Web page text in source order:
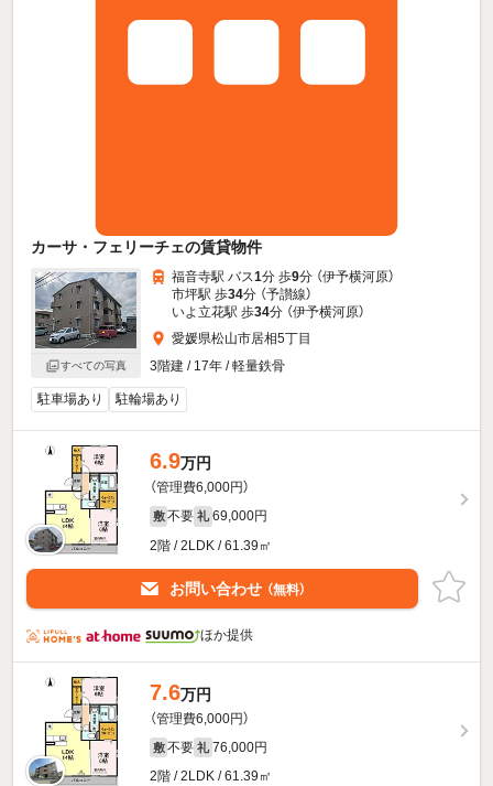
カーサ・フェリーチェの賃貸物件
すべての写真
福音寺駅 バス1分 歩9分 （伊予横河原）
市坪駅 歩34分 （予讃線）
いよ立花駅 歩34分 （伊予横河原）
愛媛県松山市居相5丁目
3階建 / 17年 / 軽量鉄骨
駐車場あり 駐輪場あり
6.9万円
（管理費6,000円）
敷 不要 礼 69,000円
2階 / 2LDK / 61.39㎡
お問い合わせ （無料）
ほか提供
7.6万円
（管理費6,000円）
敷 不要 礼 76,000円
2階 / 2LDK / 61.39㎡